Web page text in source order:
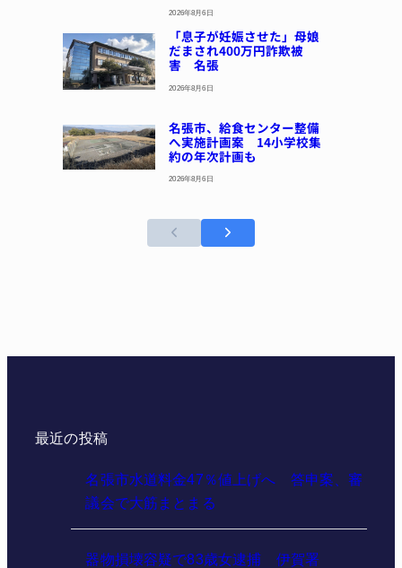
2026年8月6日
「息子が妊娠させた」母娘
だまされ400万円詐欺被
害 名張
2026年8月6日
名張市、給食センター整備
へ実施計画案 14小学校集
約の年次計画も
2026年8月6日
最近の投稿
名張市水道料金47％値上げへ 答申案、審
議会で大筋まとまる
器物損壊容疑で83歳女逮捕 伊賀署